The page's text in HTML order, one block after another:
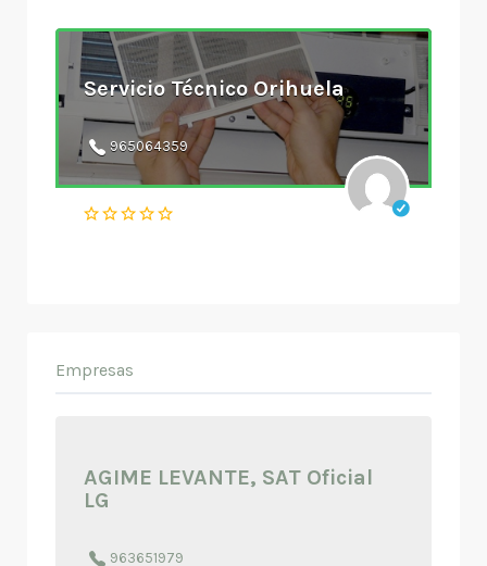
Servicio Técnico Orihuela
965064359
Empresas
AGIME LEVANTE, SAT Oficial
LG
963651979